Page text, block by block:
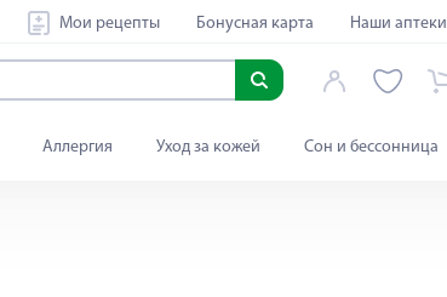
Мои рецепты Бонусная карта Наши аптеки
Аллергия Уход за кожей Сон и бессонница